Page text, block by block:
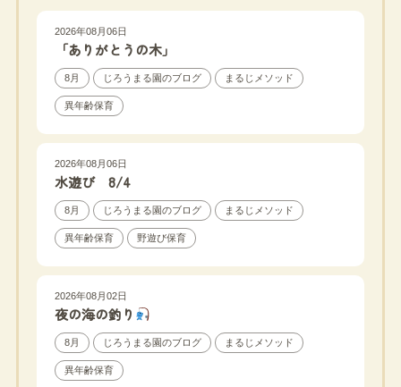
2026年08月06日
「ありがとうの木」
8月 じろうまる園のブログ まるじメソッド
異年齢保育
2026年08月06日
水遊び 8/4
8月 じろうまる園のブログ まるじメソッド
異年齢保育 野遊び保育
2026年08月02日
夜の海の釣り
8月 じろうまる園のブログ まるじメソッド
異年齢保育